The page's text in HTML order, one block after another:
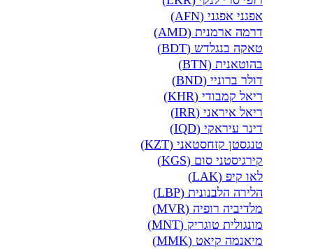
אפגני אפגני (AFN)
דרמה ארמנית (AMD)
טאקה בנגלדש (BDT)
בהוטאנית (BTN)
דולר ברוניי (BND)
ריאל קמבודי (KHR)
ריאל איראני (IRR)
דינר עיראקי (IQD)
טנגסטן קזחסטאני (KZT)
קירגיסטני סום (KGS)
לאו קיפ (LAK)
הלירה הלבנונית (LBP)
מלדיביה רופיה (MVR)
מונגולית טוגריק (MNT)
מיאנמה קיאט (MMK)